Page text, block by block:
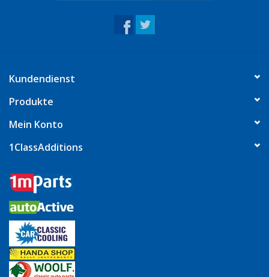
Kundendienst
Produkte
Mein Konto
1ClassAdditions